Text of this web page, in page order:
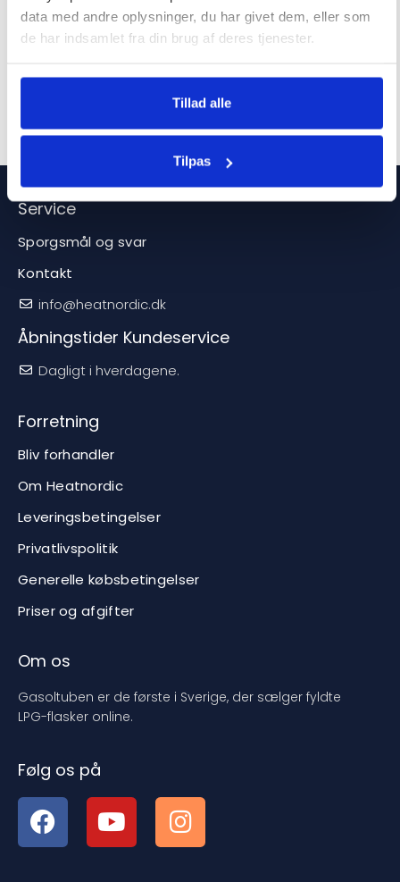
data med andre oplysninger, du har givet dem, eller som
de har indsamlet fra din brug af deres tjenester.
Tillad alle
Tilpas
t
r
h
i
p
r
o
u
c
39kr. 119kr.
Service
Sporgsmål og svar
Kontakt
info@heatnordic.dk
Åbningstider Kundeservice
Dagligt i hverdagene.
Forretning
Bliv forhandler
Om Heatnordic
Leveringsbetingelser
Privatlivspolitik
Generelle købsbetingelser
Priser og afgifter
Om os
Gasoltuben er de første i Sverige, der sælger fyldte
LPG-flasker online.
Følg os på